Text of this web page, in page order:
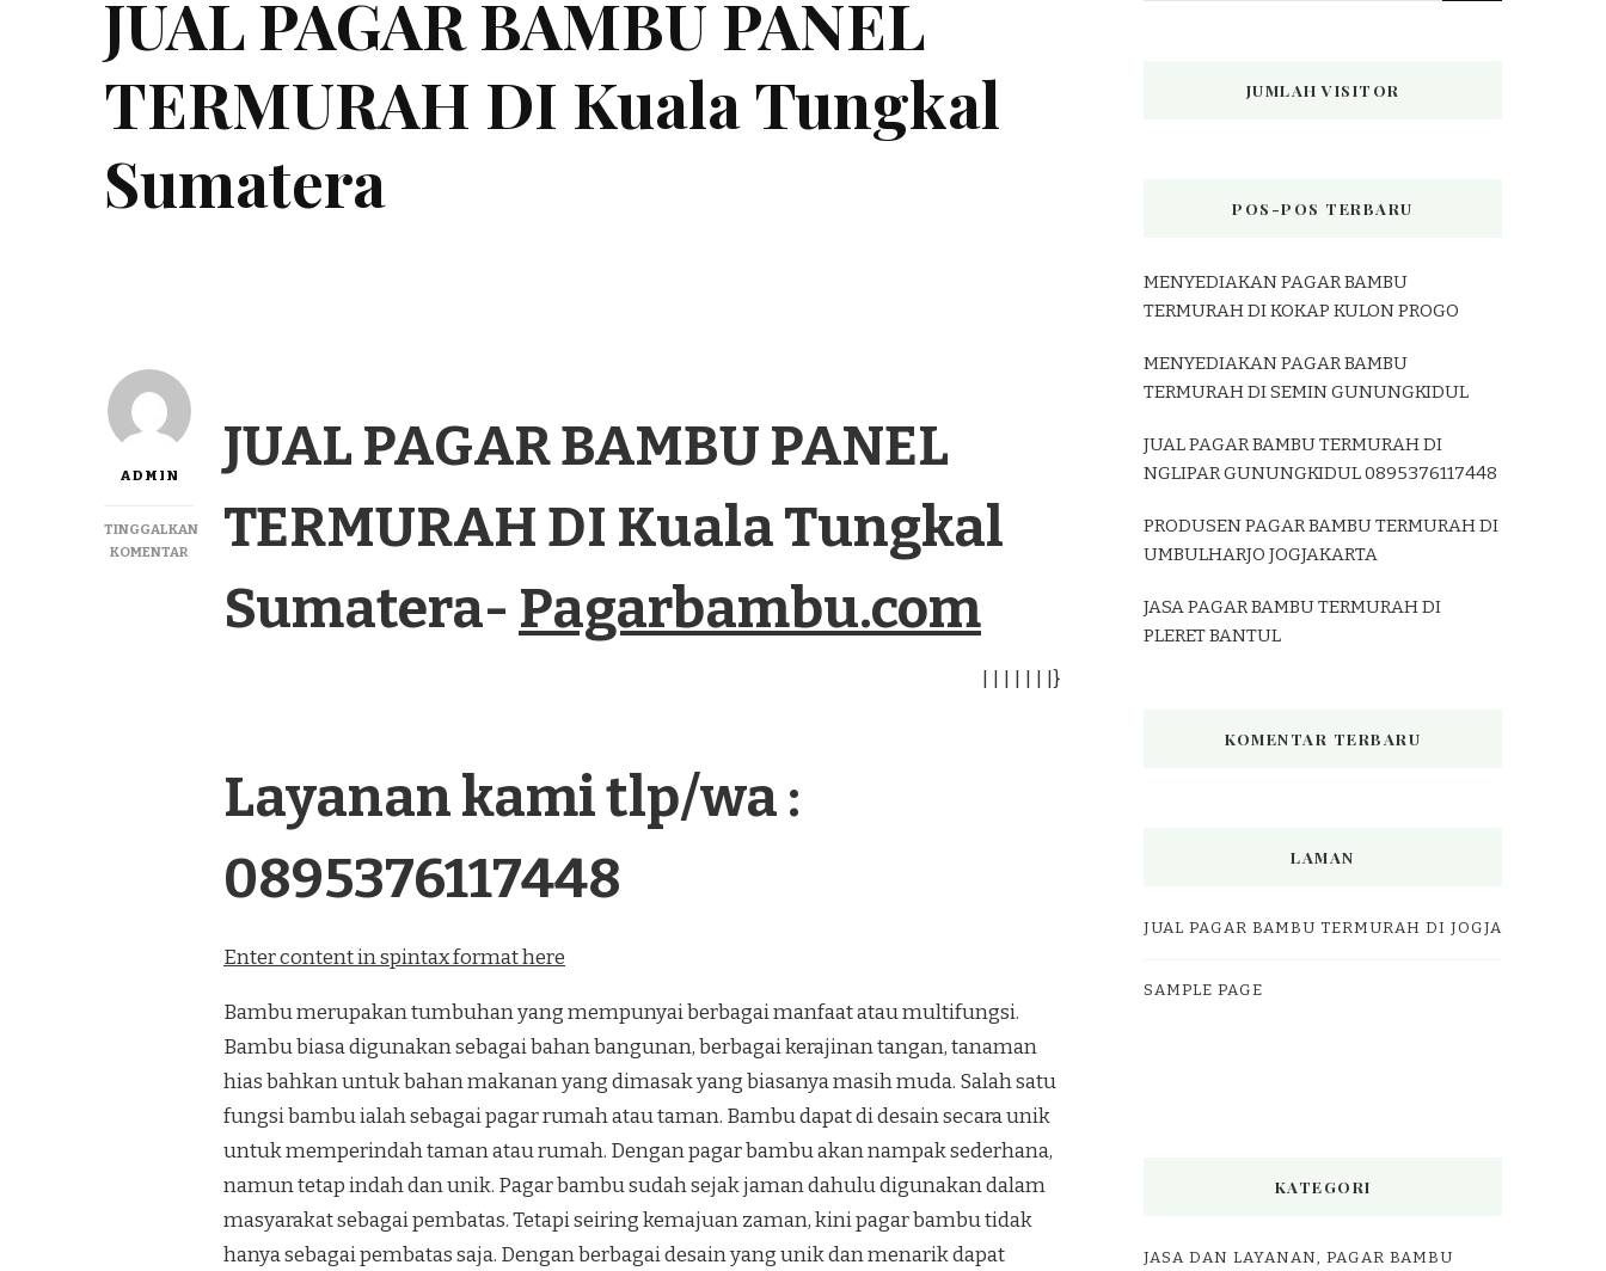
JUAL PAGAR BAMBU PANEL
TERMURAH DI Kuala Tungkal
Sumatera
ADMIN
TINGGALKAN
KOMENTARPADA
PAGAR
BAMBU
JUAL PAGAR BAMBU PANEL
TERMURAH DI Kuala Tungkal
Sumatera- Pagarbambu.com
| | | | | | |}
Layanan kami tlp/wa :
0895376117448
Enter content in spintax format here
Bambu merupakan tumbuhan yang mempunyai berbagai manfaat atau multifungsi.
Bambu biasa digunakan sebagai bahan bangunan, berbagai kerajinan tangan, tanaman
hias bahkan untuk bahan makanan yang dimasak yang biasanya masih muda. Salah satu
fungsi bambu ialah sebagai pagar rumah atau taman. Bambu dapat di desain secara unik
untuk memperindah taman atau rumah. Dengan pagar bambu akan nampak sederhana,
namun tetap indah dan unik. Pagar bambu sudah sejak jaman dahulu digunakan dalam
masyarakat sebagai pembatas. Tetapi seiring kemajuan zaman, kini pagar bambu tidak
hanya sebagai pembatas saja. Dengan berbagai desain yang unik dan menarik dapat
JUMLAH VISITOR
POS-POS TERBARU
MENYEDIAKAN PAGAR BAMBU
TERMURAH DI KOKAP KULON PROGO
MENYEDIAKAN PAGAR BAMBU
TERMURAH DI SEMIN GUNUNGKIDUL
JUAL PAGAR BAMBU TERMURAH DI
NGLIPAR GUNUNGKIDUL 0895376117448
PRODUSEN PAGAR BAMBU TERMURAH DI
UMBULHARJO JOGJAKARTA
JASA PAGAR BAMBU TERMURAH DI
PLERET BANTUL
KOMENTAR TERBARU
LAMAN
JUAL PAGAR BAMBU TERMURAH DI JOGJA
SAMPLE PAGE
KATEGORI
JASA DAN LAYANAN, PAGAR BAMBU